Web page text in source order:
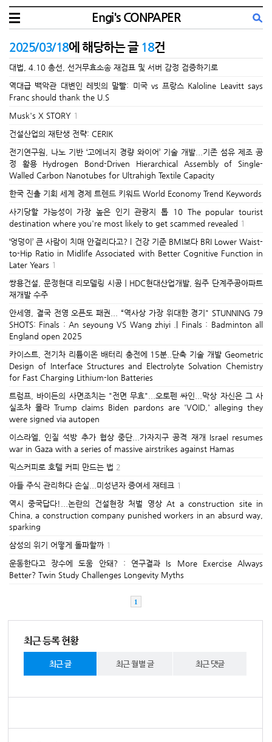
Engi's CONPAPER
2025/03/18에 해당하는 글 18건
대법, 4.10 총선, 선거무효소송 재검표 및 서버 감정 검증하기로
역대급 백악관 대변인 레빗의 말빨: 미국 vs 프랑스 Kaloline Leavitt says
Franc should thank the U.S
Musk's X STORY 1
건설산업의 재탄생 전략: CERIK
전기연구원, 나노 기반 ‘고에너지 경량 와이어’ 기술 개발...기존 섬유 제조 공
정 활용 Hydrogen Bond-Driven Hierarchical Assembly of Single-
Walled Carbon Nanotubes for Ultrahigh Textile Capacity
한국 진출 기회 세계 경제 트렌드 키워드 World Economy Trend Keywords
사기당할 가능성이 가장 높은 인기 관광지 톱 10 The popular tourist
destination where you're most likely to get scammed revealed 1
‘엉덩이’ 큰 사람이 치매 안걸리다고? l 건강 기준 BMI보다 BRI Lower Waist-
to-Hip Ratio in Midlife Associated with Better Cognitive Function in
Later Years 1
쌍용건설, 문정현대 리모델링 시공ㅣHDC현대산업개발, 원주 단계주공아파트
재개발 수주
안세영, 결국 전영 오픈도 패권... “역사상 가장 위대한 경기" STUNNING 79
SHOTS: Finals : An seyoung VS Wang zhiyi .| Finals : Badminton all
England open 2025
카이스트, 전기차 리튬이온 배터리 충전에 15분..단축 기술 개발 Geometric
Design of Interface Structures and Electrolyte Solvation Chemistry
for Fast Charging Lithium-Ion Batteries
트럼프, 바이든의 사면조치는 "전면 무효"...오토펜 싸인...막상 자신은 그 사
실조차 몰라 Trump claims Biden pardons are 'VOID,' alleging they
were signed via autopen
이스라엘, 인질 석방 추가 협상 중단...가자지구 공격 재개 Israel resumes
war in Gaza with a series of massive airstrikes against Hamas
믹스커피로 호텔 커피 만드는 법 2
아들 주식 관리하다 손실...미성년자 증여세 재테크 1
역시 중국답다!...논란의 건설현장 처벌 영상 At a construction site in
China, a construction company punished workers in an absurd way,
sparking
삼성의 위기 어떻게 돌파할까 1
운동한다고 장수에 도움 안돼? : 연구결과 Is More Exercise Always
Better? Twin Study Challenges Longevity Myths
1
최근 등록 현황
최근 글 최근 월별 글 최근 댓글